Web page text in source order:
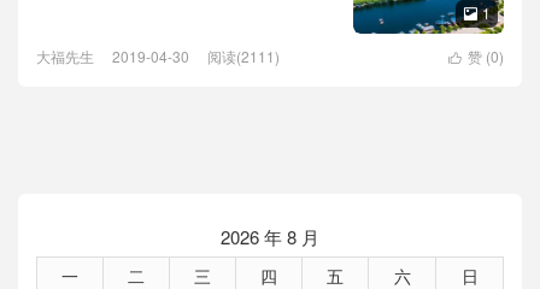
 1
 赞 (0)
大福先生 2019-04-30 阅读(2111)
2026 年 8 月
一 二 三 四 五 六
日